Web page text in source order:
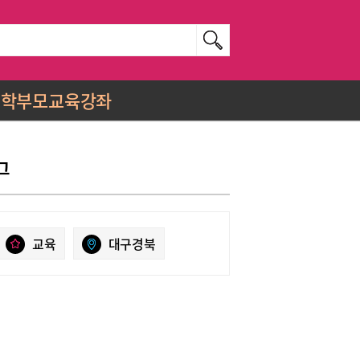
학부모교육강좌
교육 대구경북